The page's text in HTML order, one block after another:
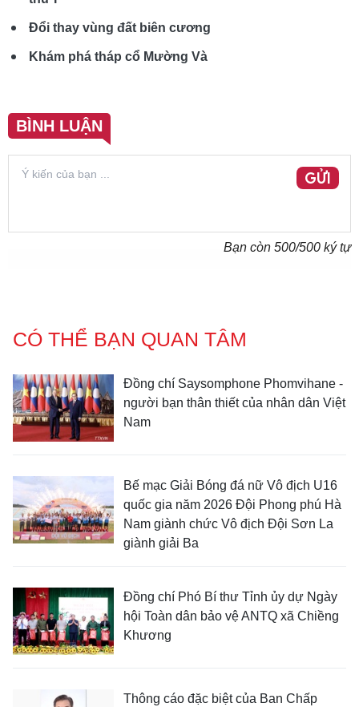
Đổi thay vùng đất biên cương
Khám phá tháp cổ Mường Và
BÌNH LUẬN
GỬI
Bạn còn 500/500 ký tự
CÓ THỂ BẠN QUAN TÂM
Đồng chí Saysomphone Phomvihane -
người bạn thân thiết của nhân dân Việt
Nam
Bế mạc Giải Bóng đá nữ Vô địch U16
quốc gia năm 2026 Đội Phong phú Hà
Nam giành chức Vô địch Đội Sơn La
giành giải Ba
Đồng chí Phó Bí thư Tỉnh ủy dự Ngày
hội Toàn dân bảo vệ ANTQ xã Chiềng
Khương
Thông cáo đặc biệt của Ban Chấp